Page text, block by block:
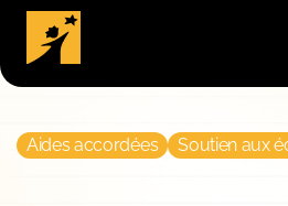
Aides accordées Soutien aux